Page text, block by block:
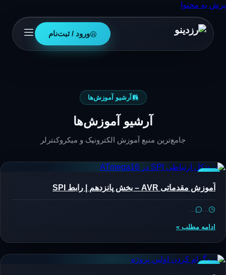
پرش به محتوا
ورود / ثبت‌نام
آرشیو آموزش‌ها
آرشیو آموزش‌ها
جامع‌ترین منبع آموزش الکترونیک و میکروکنترلر
AVR
آموزش مقدماتی AVR – بخش پانزدهم | رابط SPI
…
…
ادامه مطلب »
AVR